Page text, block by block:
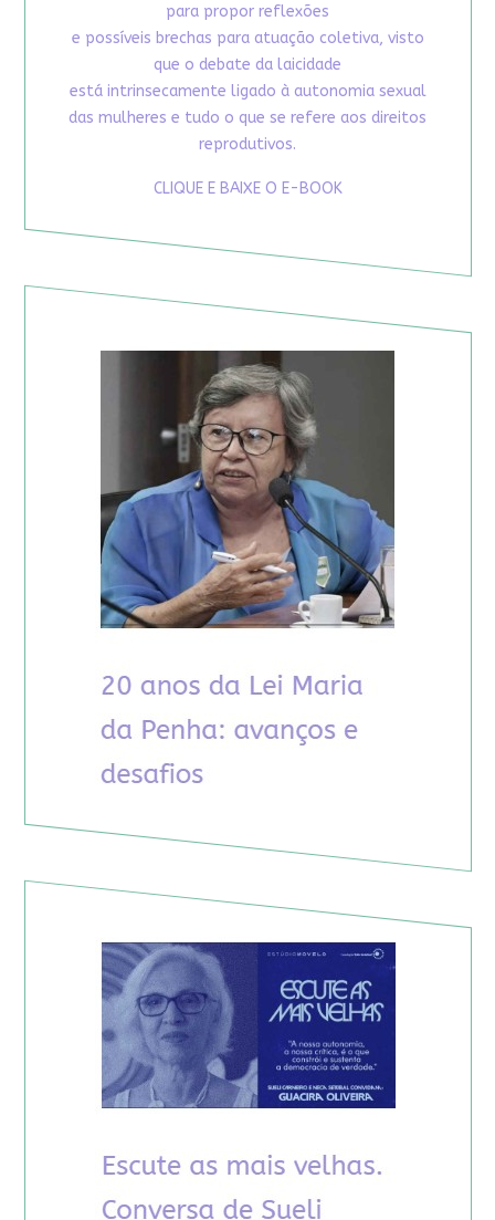
para propor reflexões
e possíveis brechas para atuação coletiva, visto
que o debate da laicidade
está intrinsecamente ligado à autonomia sexual
das mulheres e tudo o que se refere aos direitos
reprodutivos.
CLIQUE E BAIXE O E-BOOK